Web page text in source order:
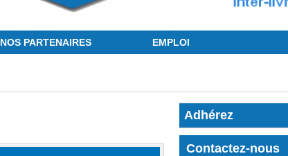
NOS PARTENAIRES EMPLOI
Adhérez
Contactez-nous